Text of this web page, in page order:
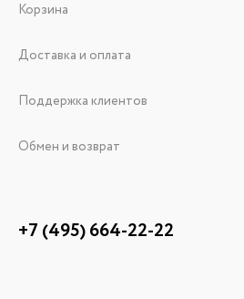
Корзина
Доставка и оплата
Поддержка клиентов
Обмен и возврат
+7 (495) 664-22-22